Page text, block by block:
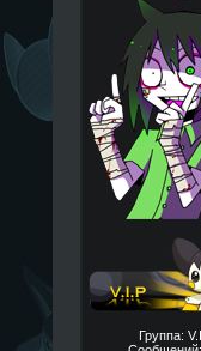
Группа: